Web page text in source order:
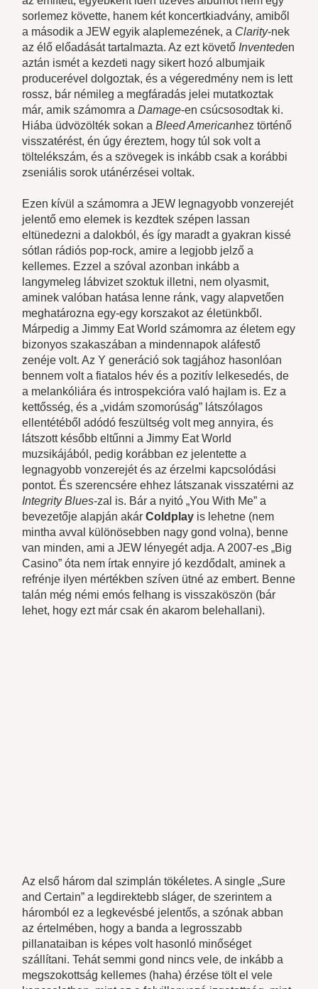
sorlemez követte, hanem két koncertkiadvány, amiből
a második a JEW egyik alaplemezének, a Clarity-nek
az élő előadását tartalmazta. Az ezt követő Inventeden
aztán ismét a kezdeti nagy sikert hozó albumjaik
producerével dolgoztak, és a végeredmény nem is lett
rossz, bár némileg a megfáradás jelei mutatkoztak
már, amik számomra aDamage-en csúcsosodtak ki.
Hiába üdvözölték sokan aBleed Americanhez történő
visszatérést, én úgy éreztem, hogy túl sok volt a
töltelékszám, és a szövegek is inkább csak a korábbi
zseniális sorok utánérzései voltak.
Ezen kívül a számomra a JEW legnagyobb vonzerejét
jelentő emo elemek is kezdtek szépen lassan
eltünedezni a dalokból, és így maradt a gyakran kissé
sótlan rádiós pop-rock, amire a legjobb jelző a
kellemes. Ezzel a szóval azonban inkább a
langymeleg lábvizet szoktuk illetni, nem olyasmit,
aminek valóban hatása lenne ránk, vagy alapvetően
meghatározna egy-egy korszakot az életünkből.
Márpedig a Jimmy Eat World számomra az életem egy
bizonyos szakaszában a mindennapok aláfestő
zenéje volt. Az Y generáció sok tagjához hasonlóan
bennem volt a fiatalos hév és a pozitív lelkesedés, de
a melankóliára és introspekcióra való hajlam is. Ez a
kettősség, és a „vidám szomorúság” látszólagos
ellentétéből adódó feszültség volt meg annyira, és
látszott később eltűnni a Jimmy Eat World
muzsikájából, pedig korábban ez jelentette a
legnagyobb vonzerejét és az érzelmi kapcsolódási
pontot. És szerencsére ehhez látszanak visszatérni az
Integrity Blues-zal is. Bár a nyitó „You With Me” a
bevezetője alapján akárColdplay is lehetne (nem
mintha avval különösebben nagy gond volna), benne
van minden, ami a JEW lényegét adja. A 2007-es „Big
Casino” óta nem írtak ennyire jó kezdődalt, aminek a
refrénje ilyen mértékben szíven ütné az embert. Benne
talán még némi emós felhang is visszaköszön (bár
lehet, hogy ezt már csak én akarom belehallani).
Az első három dal szimplán tökéletes. A single „Sure
and Certain” a legdirektebb sláger, de szerintem a
háromból ez a legkevésbé jelentős, a szónak abban
az értelmében, hogy a banda a legrosszabb
pillanataiban is képes volt hasonló minőséget
szállítani. Tehát semmi gond nincs vele, de inkább a
megszokottság kellemes (haha) érzése tölt el vele